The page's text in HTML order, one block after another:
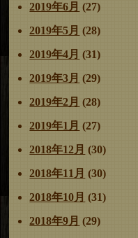
2019年6月 (27)
2019年5月 (28)
2019年4月 (31)
2019年3月 (29)
2019年2月 (28)
2019年1月 (27)
2018年12月 (30)
2018年11月 (30)
2018年10月 (31)
2018年9月 (29)